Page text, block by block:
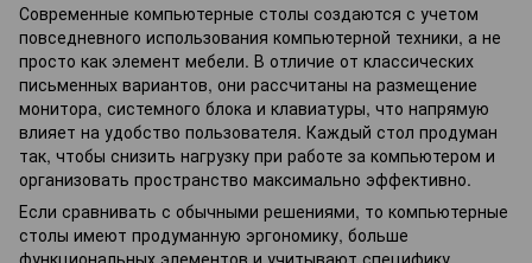
Современные компьютерные столы создаются с учетом
повседневного использования компьютерной техники, а не
просто как элемент мебели. В отличие от классических
письменных вариантов, они рассчитаны на размещение
монитора, системного блока и клавиатуры, что напрямую
влияет на удобство пользователя. Каждый стол продуман
так, чтобы снизить нагрузку при работе за компьютером и
организовать пространство максимально эффективно.
Если сравнивать с обычными решениями, то компьютерные
столы имеют продуманную эргономику, больше